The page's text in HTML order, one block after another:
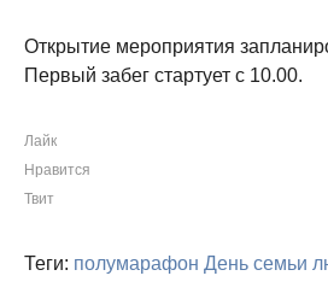
Открытие мероприятия
Первый забег стартует с 10.00.
Лайк
Нравится
Твит
Теги: полумарафон День семьи